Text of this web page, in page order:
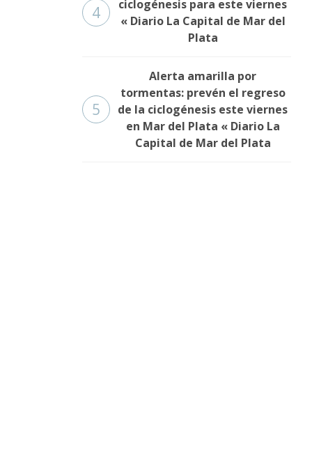
4
ciclogénesis para este viernes
« Diario La Capital de Mar del
Plata
5
Alerta amarilla por
tormentas: prevén el regreso
de la ciclogénesis este viernes
en Mar del Plata « Diario La
Capital de Mar del Plata